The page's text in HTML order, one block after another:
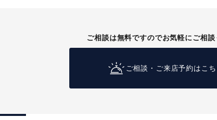
ご相談は無料ですのでお気軽にご相談
ご相談・ご来店予約はこち